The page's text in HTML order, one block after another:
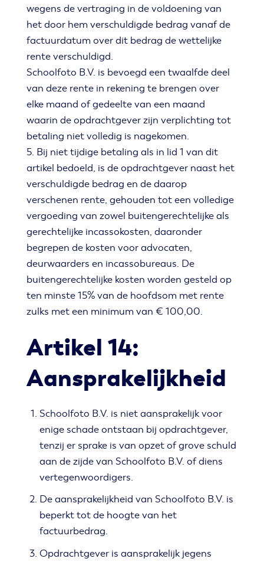
wegens de vertraging in de voldoening van
het door hem verschuldigde bedrag vanaf de
factuurdatum over dit bedrag de wettelijke
rente verschuldigd.
Schoolfoto B.V. is bevoegd een twaalfde deel
van deze rente in rekening te brengen over
elke maand of gedeelte van een maand
waarin de opdrachtgever zijn verplichting tot
betaling niet volledig is nagekomen.
5. Bij niet tijdige betaling als in lid 1 van dit
artikel bedoeld, is de opdrachtgever naast het
verschuldigde bedrag en de daarop
verschenen rente, gehouden tot een volledige
vergoeding van zowel buitengerechtelijke als
gerechtelijke incassokosten, daaronder
begrepen de kosten voor advocaten,
deurwaarders en incassobureaus. De
buitengerechtelijke kosten worden gesteld op
ten minste 15% van de hoofdsom met rente
zulks met een minimum van € 100,00.
Artikel 14:
Aansprakelijkheid
Schoolfoto B.V. is niet aansprakelijk voor
enige schade ontstaan bij opdrachtgever,
tenzij er sprake is van opzet of grove schuld
aan de zijde van Schoolfoto B.V. of diens
vertegenwoordigers.
De aansprakelijkheid van Schoolfoto B.V. is
beperkt tot de hoogte van het
factuurbedrag.
Opdrachtgever is aansprakelijk jegens